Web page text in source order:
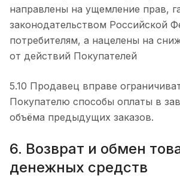
направлены на ущемление прав,
законодательством Российской
потребителям, а нацелены на
от действий Покупателей
5.10 Продавец вправе
Покупателю способы оплаты в
объёма предыдущих заказов.
6. Возврат и обмен
денежных средств